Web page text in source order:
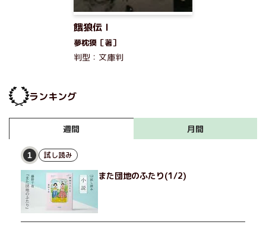
餓狼伝 I
夢枕獏［著］
判型：文庫判
ランキング
週間 月間
1 試し読み
また団地のふたり(1/2)